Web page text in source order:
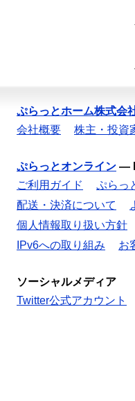
ぷらっとホーム株式会
会社概要
株主・投資
ぷらっとオンライン —
ご利用ガイド
ぷらっ
配送・決済について
個人情報取り扱い方針
IPv6への取り組み
お
ソーシャルメディア
Twitter公式アカウント